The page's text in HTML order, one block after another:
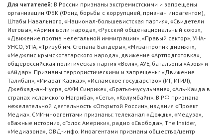
Для читателей: В России признаны экстремистскими и запрещены
организации ФБК (Фонд борьбы с коррупцией, признан иноагентом),
Штабы Навального, «Национал-большевистская партия», «Свидетели
Иеговы», «Армия воли народа», «Русский общенациональный союз»,
«Движение против нелегальной иммиграции», «Правый сектор», УНА-
УНСО, УПА, «Тризуб им. Степана Бандеры», «Мизантропик дивижн»,
«Меджлис крымскотатарского народа», движение «Артподготовка»,
общероссийская политическая партия «Воля», АУЕ, батальоны «Азов» и
«Айдар». Признаны террористическими и запрещены: «Движение
Талибан», «Имарат Кавказ», «Исламское государство» (ИГ, ИГИЛ),
Джебхад-ан-Нусра, «АУМ Синрике», «Братья-мусульмане», «Аль-Каида в
странах исламского Магриба», «Сеть», «Колумбайн». В РФ признана
нежелательной деятельность «Открытой России», издания «Проект
Медиа». СМИ-иноагентами признаны: телеканал «Дождь», «Медуза»,
«Важные истории», «Голос Америки», радио «Свобода», The Insider,
«Медиазона», ОВД-инфо. Иноагентами признаны общество/центр